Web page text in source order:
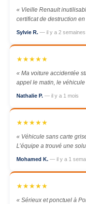
« Vieille Renault
certificat de destruction
Sylvie R. — il y a 2 semaines
★★★★★
« Ma voiture accidentée
appel le matin, le
Nathalie P. — il y a 1 mois
★★★★★
« Véhicule sans carte
L’équipe a trouvé une
Mohamed K. — il y a 1
★★★★★
« Sérieux et ponctuel à